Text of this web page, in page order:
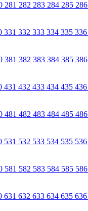
281 282 283 284 285 286
331 332 333 334 335 336
381 382 383 384 385 386
431 432 433 434 435 436
481 482 483 484 485 486
531 532 533 534 535 536
581 582 583 584 585 586
631 632 633 634 635 636